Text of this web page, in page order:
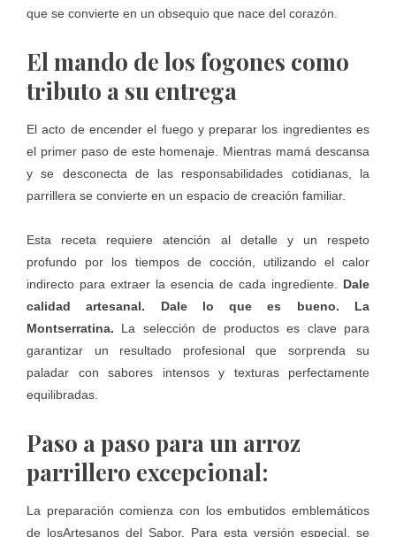
que se convierte en un obsequio que nace del corazón.
El mando de los fogones como
tributo a su entrega
El acto de encender el fuego y preparar los ingredientes es
el primer paso de este homenaje. Mientras mamá descansa
y se desconecta de las responsabilidades cotidianas, la
parrillera se convierte en un espacio de creación familiar.
Esta receta requiere atención al detalle y un respeto
profundo por los tiempos de cocción, utilizando el calor
indirecto para extraer la esencia de cada ingrediente. Dale
calidad artesanal. Dale lo que es bueno. La
Montserratina. La selección de productos es clave para
garantizar un resultado profesional que sorprenda su
paladar con sabores intensos y texturas perfectamente
equilibradas.
Paso a paso para un arroz
parrillero excepcional:
La preparación comienza con los embutidos emblemáticos
de losArtesanos del Sabor. Para esta versión especial, se